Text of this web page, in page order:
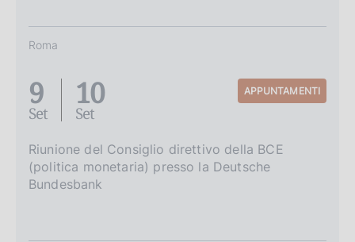
Roma
9
Set
10
Set
APPUNTAMENTI
Riunione del Consiglio direttivo della BCE
(politica monetaria) presso la Deutsche
Bundesbank